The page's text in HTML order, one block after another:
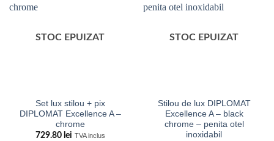
STOC EPUIZAT
Set lux stilou + pix
DIPLOMAT Excellence A –
chrome
729.80 lei TVA inclus
STOC EPUIZAT
Stilou de lux DIPLOMAT
Excellence A – black
chrome – penita otel
inoxidabil